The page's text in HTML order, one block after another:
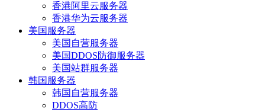
香港阿里云服务器
香港华为云服务器
美国服务器
美国自营服务器
美国DDOS防御服务器
美国站群服务器
韩国服务器
韩国自营服务器
DDOS高防